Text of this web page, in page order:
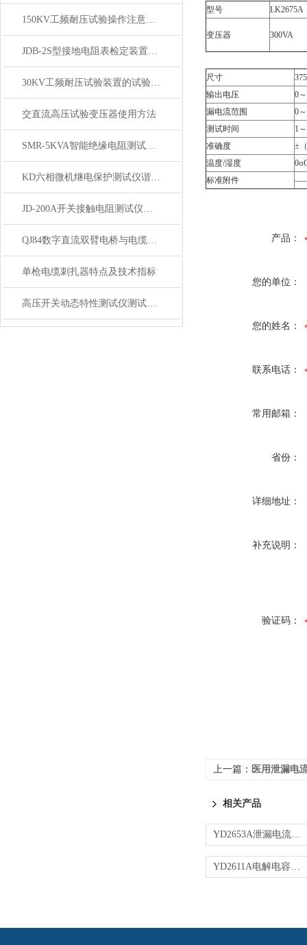
150KV工频耐压试验操作注意事项
JDB-2S型接地电阻表检定装置技术参数
30KV工频耐压试验装置的试验操作步骤
交直流高压试验变压器使用方法
SMR-5KVA智能绝缘电阻测试仪主要技术指标
KD六相微机继电保护测试仪谐波制动系数校验
JD-200A开关接触电阻测试仪技术参数
QJ84数字直流双臂电桥与电缆导体夹具
单枪电缆刺扎器特点及技术指标
高压开关动态特性测试仪测试疑难解答
型号
LK2675A
变压器 300VA
尺寸
输出电压
0
漏电流范围
0
测试时间
1
准确度
±
温度/湿度
0о
标准附件
产品：
您的单位：
您的姓名：
联系电话：
常用邮箱：
省份：
详细地址：
补充说明：
验证码：
上一篇： 医用泄漏电
相关产品
YD2653A泄漏电流测试仪
YD2611A电解电容漏电流测量仪